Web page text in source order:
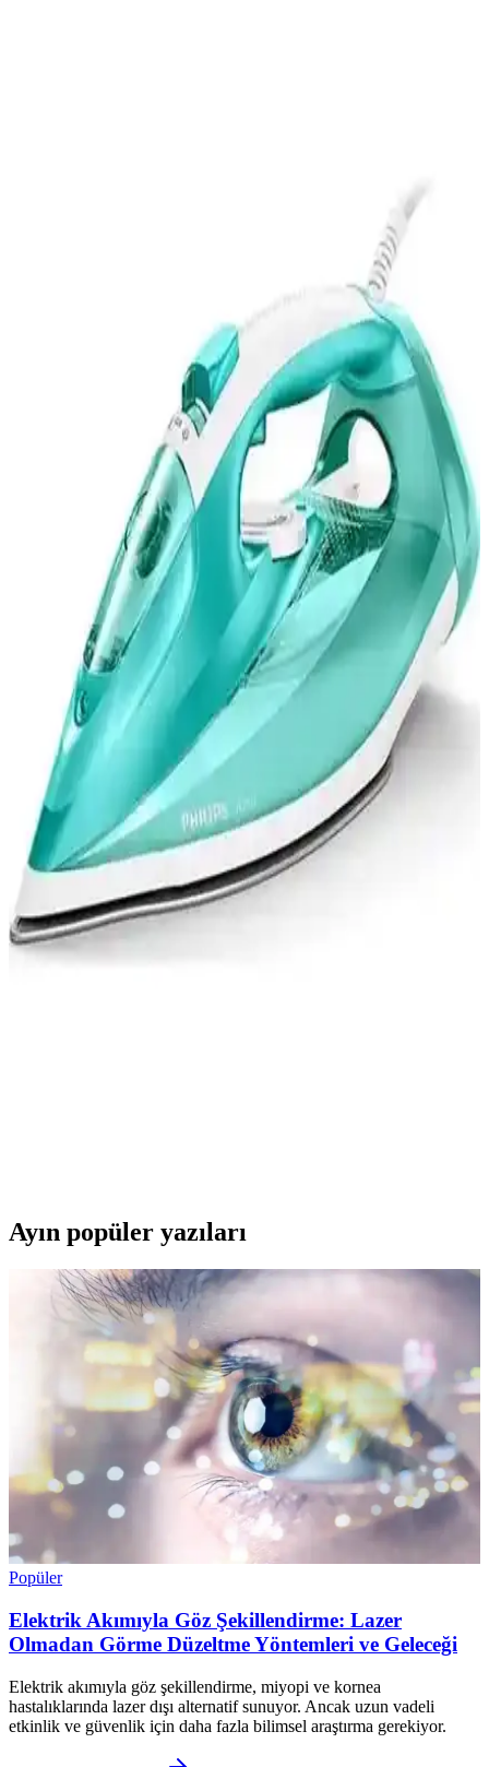
Fakir Flyjet ve Tefal Fv8064 Puregliss ütülerinin özellikleri,
performans ve kullanıcı yorumlarıyla detaylı karşılaştırması.
Kiwi KSI-646 ve Torima KY-003 Buharlı Ütülerin
Kiwi KSI-646 ve Torima KY-003 modellerinin özellikleri, kullanım
alanları ve kullanıcı yorumlarıyla detaylı karşılaştırması, doğru ütü
seçimi için önemli bilgiler sunuyor.
Philips Azur GC4544/80 ve Tefal Fv8064 Puregliss
Buharlı Ütü Karşılaştırması ve Özellikleri
İki popüler buharlı ütü Philips Azur GC4544/80 ve Tefal Fv8064
Puregliss'in özellikleri, performansları ve kullanıcı yorumlarıyla
detaylı karşılaştırması. Hangi ütü sizin ihtiyaçlarınıza uygun?
Fakir Vivaldi ve Vestel V-Press 2000 Buharlı Ütü
Karşılaştırması ve Özellikleri
Fakir Vivaldi ve Vestel V-Press 2000 buharlı ütülerinin güç, buhar
basıncı, su tankı ve kullanım özellikleri karşılaştırmasıyla en uygun
seçimi yapın.
Kiwi Ksı 640 ve Torima KY-003 Taşınabilir Buharlı
Ütü Karşılaştırması
Kiwi Ksı 640 ve Torima KY-003 modellerinin güç, buhar kapasitesi
ve kullanım özellikleri karşılaştırılarak, ihtiyaçlara uygun en iyi
taşınabilir buharlı ütü seçeneği sunuluyor.
Arzum AR6025 ve Tefal Fv8064 Buharlı Ütü
Karşılaştırması Ürün Özellikleri ve Kullanıcı
Yorumları
Arzum AR6025 ve Tefal Fv8064 buharlı ütülerinin özellikleri,
Ayın popüler yazıları
Popüler
Elektrik Akımıyla Göz Şekillendirme: Lazer
Olmadan Görme Düzeltme Yöntemleri ve Geleceği
Elektrik akımıyla göz şekillendirme, miyopi ve kornea
hastalıklarında lazer dışı alternatif sunuyor. Ancak uzun vadeli
etkinlik ve güvenlik için daha fazla bilimsel araştırma gerekiyor.